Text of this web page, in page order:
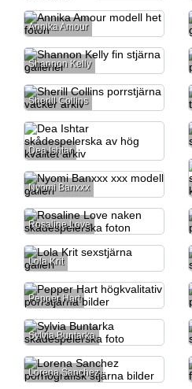
Annika Amour
Shannon Kelly
Sherill Collins
Dea Ishtar
Nyomi Banxxx
Rosaline Love
Lola Krit
Pepper Hart
Sylvia Buntarka
Lorena Sanchez